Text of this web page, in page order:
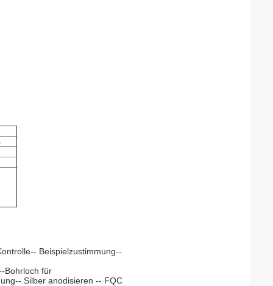
Beispielzustimmung--
Bohrloch für
Silber anodisieren -- FQC